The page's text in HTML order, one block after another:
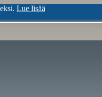
Lue lisää